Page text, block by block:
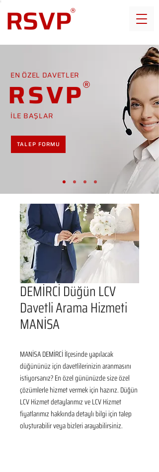
EN ÖZEL DAVETLER
RSVP
İLE BAŞLAR
TALEP FORMU
DEMİRCİ Düğün LCV
Davetli Arama Hizmeti
MANİSA
MANİSA DEMİRCİ İlçesinde yapılacak
düğününüz için davetlilerinizin aranmasını
istiyorsanız? En özel gününüzde size özel
çözümlerle hizmet vermek için hazırız. Düğün
LCV Hizmet detaylarımız ve LCV Hizmet
fiyatlarımız hakkında detaylı bilgi için talep
oluşturabilir veya bizleri arayabilirsiniz.